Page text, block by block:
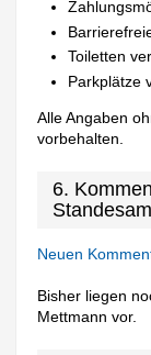
Toiletten
Parkplätze
Alle Angaben
vorbehalten.
6.
Neuen
Bisher liegen
Mettmann vor.